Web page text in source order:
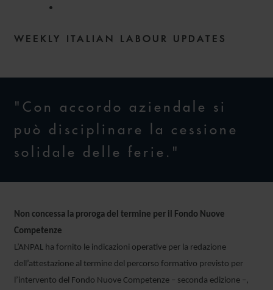
WEEKLY ITALIAN LABOUR UPDATES
"Con accordo aziendale si
può disciplinare la cessione
solidale delle ferie."
Non concessa la proroga del termine per il Fondo Nuove
Competenze
L’ANPAL ha fornito le indicazioni operative per la redazione
dell’attestazione al termine del percorso formativo previsto per
l’intervento del Fondo Nuove Competenze – seconda edizione –,